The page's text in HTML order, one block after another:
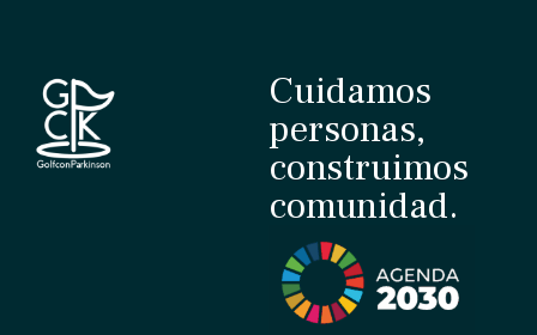
Cuidamos
personas,
construimos
comunidad.